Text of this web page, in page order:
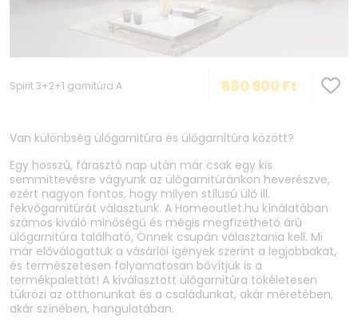
Spirit 3+2+1 garnitúra A 680 900Ft
Van különbség ülőgarnitúra és ülőgarnitúra között?
Egy hosszú, fárasztó nap után már csak egy kis
semmittevésre vágyunk az ülőgarnitúránkon heverészve,
ezért nagyon fontos, hogy milyen stílusú ülő ill.
fekvőgarnitúrát választunk. A Homeoutlet.hu kínálatában
számos kiváló minőségű és mégis megfizethető árú
ülőgarnitúra található, Önnek csupán választania kell. Mi
már előválogattuk a vásárlói igények szerint a legjobbakat,
és természetesen folyamatosan bővítjük is a
termékpalettát! A kiválasztott ülőgarnitúra tökéletesen
tükrözi az otthonunkat és a családunkat, akár méretében,
akár színében, hangulatában.